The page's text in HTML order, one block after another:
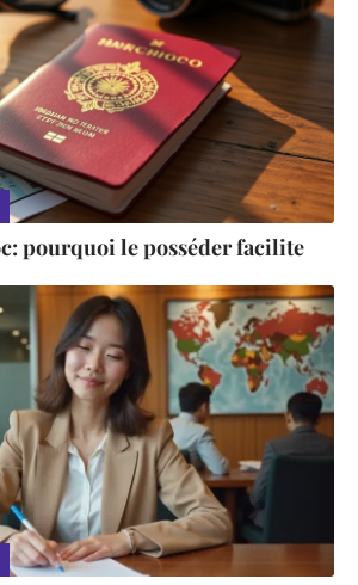
pourquoi le posséder facilite